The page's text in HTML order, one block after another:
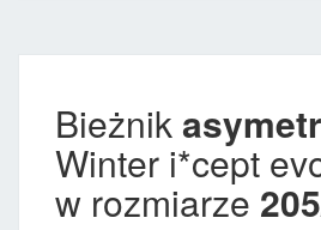
Bieżnik
Winter i*cept
w rozmiarze